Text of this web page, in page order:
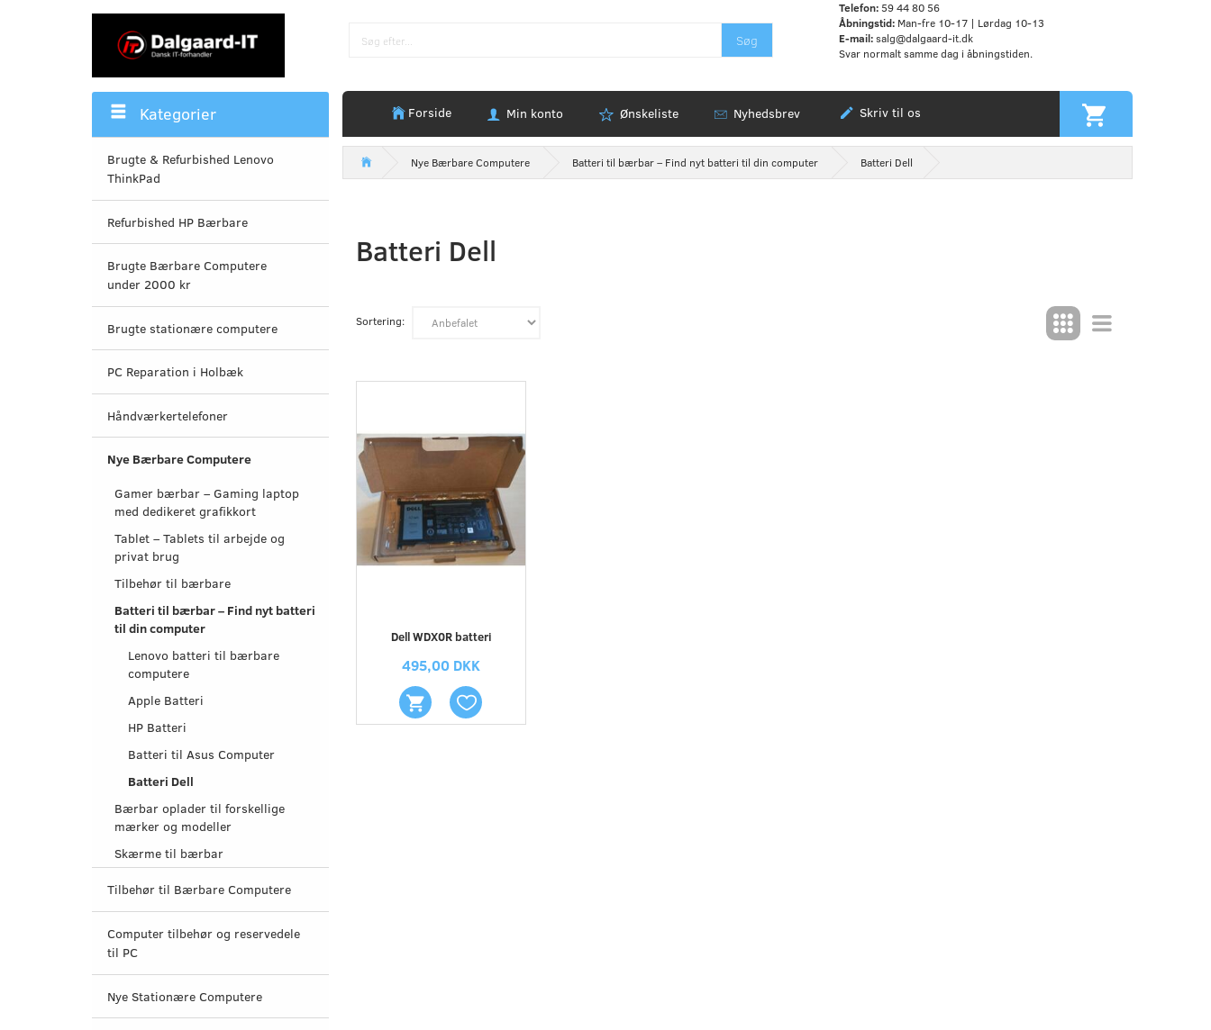
Søg
Telefon: 59 44 80 56
Åbningstid:Man-fre 10-17 | Lørdag 10-13
E-mail: salg@dalgaard-it.dk
Svar normalt samme dag i åbningstiden.
Forside Min konto Ønskeliste Nyhedsbrev Skriv til os
Kategorier
Brugte & Refurbished Lenovo
ThinkPad
Refurbished HP Bærbare
Brugte Bærbare Computere
under 2000 kr
Brugte stationære computere
PC Reparation i Holbæk
Håndværkertelefoner
Nye Bærbare Computere
Gamer bærbar – Gaming laptop
med dedikeret grafikkort
Tablet – Tablets til arbejde og
privat brug
Tilbehør til bærbare
Batteri til bærbar – Find nyt batteri
til din computer
Lenovo batteri til bærbare
computere
Apple Batteri
HP Batteri
Batteri til Asus Computer
Batteri Dell
Bærbar oplader til forskellige
mærker og modeller
Skærme til bærbar
Tilbehør til Bærbare Computere
Computer tilbehør og reservedele
til PC
Nye Stationære Computere
Nye Bærbare Computere Batteri til bærbar – Find nyt batteri til din computer Batteri Dell
Batteri Dell
Sortering:
Dell WDX0R batteri
495,00 DKK